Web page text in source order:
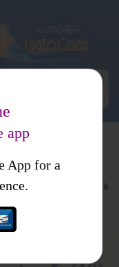
حدیث اور علوم حدیث
app
App for a